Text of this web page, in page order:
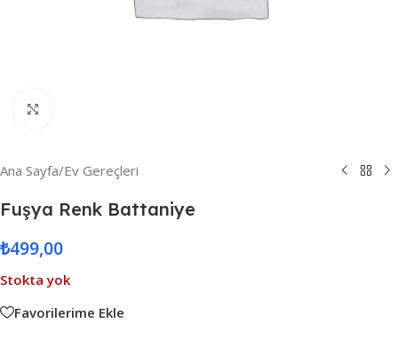
Ana Sayfa/Ev Gereçleri
Fuşya Renk Battaniye
₺499,00
Stokta yok
Favorilerime Ekle